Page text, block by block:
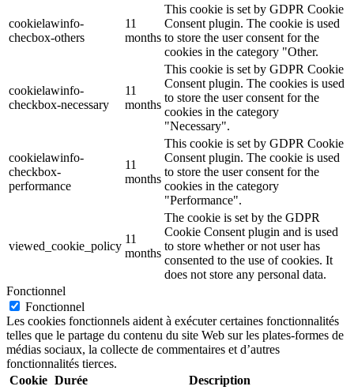
cookielawinfo-
checbox-others
11
months
This cookie is set by GDPR Cookie
Consent plugin. The cookie is used
to store the user consent for the
cookies in the category "Other.
cookielawinfo-
checkbox-necessary
11
months
This cookie is set by GDPR Cookie
Consent plugin. The cookies is used
to store the user consent for the
cookies in the category
"Necessary".
cookielawinfo-
checkbox-
performance
11
months
This cookie is set by GDPR Cookie
Consent plugin. The cookie is used
to store the user consent for the
cookies in the category
"Performance".
viewed_cookie_policy
11
months
The cookie is set by the GDPR
Cookie Consent plugin and is used
to store whether or not user has
consented to the use of cookies. It
does not store any personal data.
Fonctionnel
Fonctionnel
Les cookies fonctionnels aident à exécuter certaines fonctionnalités
telles que le partage du contenu du site Web sur les plates-formes de
médias sociaux, la collecte de commentaires et d’autres
fonctionnalités tierces.
Cookie Durée Description